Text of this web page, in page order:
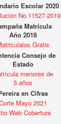
Escolar 2020
No.11527-2019
Matrícula
Año 2018
Gratis
Consejo de
Estado
menores de
5 años
en Cifras
Mayo 2021
Web Cobertura